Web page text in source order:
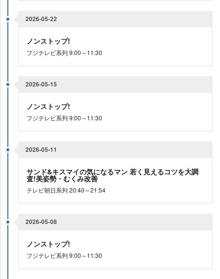
2026-05-22
ノンストップ!
フジテレビ系列 9:00～11:30
2026-05-15
ノンストップ!
フジテレビ系列 9:00～11:30
2026-05-11
サンド&キスマイの気になるマン 若く見えるコツを大調
査!美姿勢・むくみ改善
テレビ朝日系列 20:40～21:54
2026-05-08
ノンストップ!
フジテレビ系列 9:00～11:30